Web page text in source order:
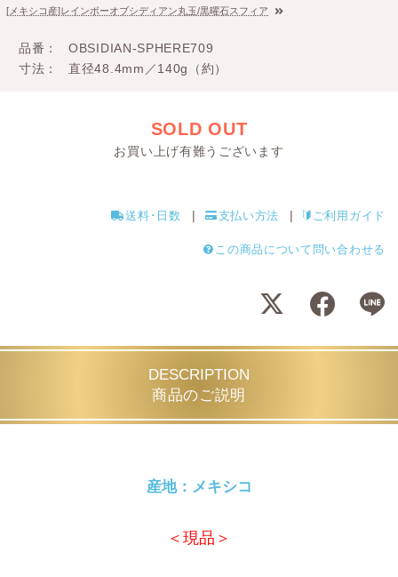
[メキシコ産]レインボーオブシディアン丸玉/黒曜石スフィア
品番
OBSIDIAN-SPHERE709
寸法
直径48.4mm／140g（約）
SOLD OUT
お買い上げ有難うございます
送料･日数 支払い方法 ご利用ガイド
この商品について問い合わせる
DESCRIPTION
商品のご説明
産地：メキシコ
＜現品＞